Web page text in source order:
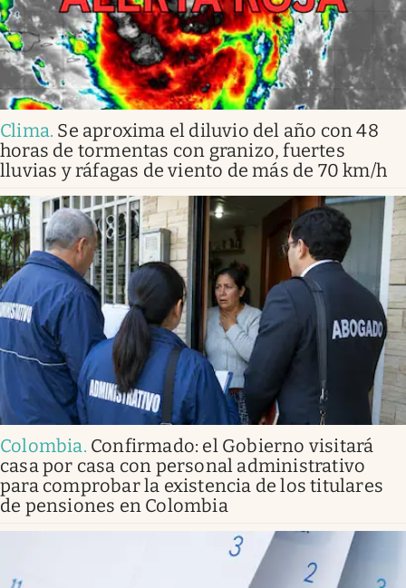
Clima. Se aproxima el diluvio del año con 48
horas de tormentas con granizo, fuertes
lluvias y ráfagas de viento de más de 70 km/h
Colombia. Confirmado: el Gobierno visitará
casa por casa con personal administrativo
para comprobar la existencia de los titulares
de pensiones en Colombia